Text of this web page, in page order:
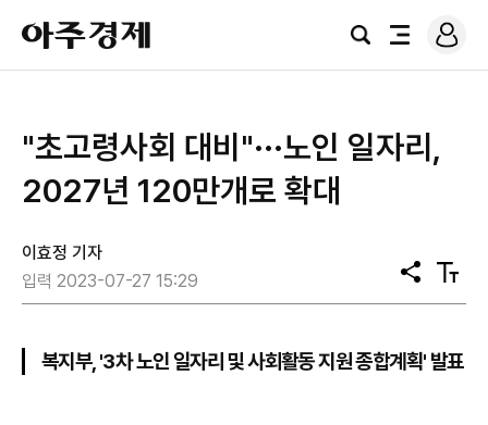
아
주
경
검
전
로
그
"초고령사회 대비"···노인 일자리,
2027년 120만개로 확대
이효정 기자
입력 2023-07-27 15:29
공
유
텍
스
기
복지부, '3차 노인 일자리 및 사회활동 지원 종합계획' 발표